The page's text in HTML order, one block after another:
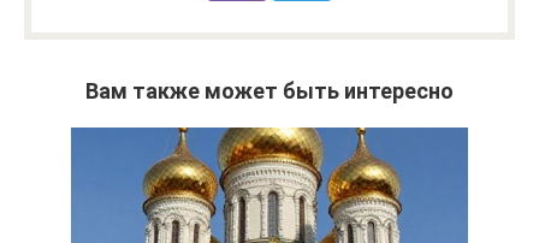
Вам также может быть интересно